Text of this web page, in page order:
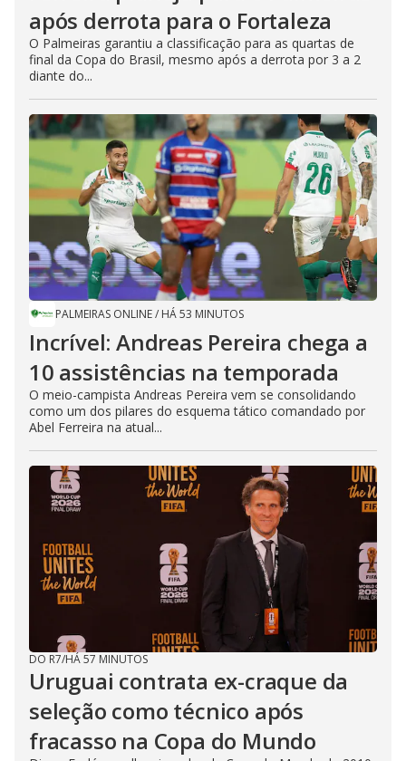
após derrota para o Fortaleza
O Palmeiras garantiu a classificação para as quartas de
final da Copa do Brasil, mesmo após a derrota por 3 a 2
diante do...
PALMEIRAS ONLINE/ HÁ 53 MINUTOS
Incrível: Andreas Pereira chega a
10 assistências na temporada
O meio-campista Andreas Pereira vem se consolidando
como um dos pilares do esquema tático comandado por
Abel Ferreira na atual...
DO R7/HÁ 57 MINUTOS
Uruguai contrata ex-craque da
seleção como técnico após
fracasso na Copa do Mundo